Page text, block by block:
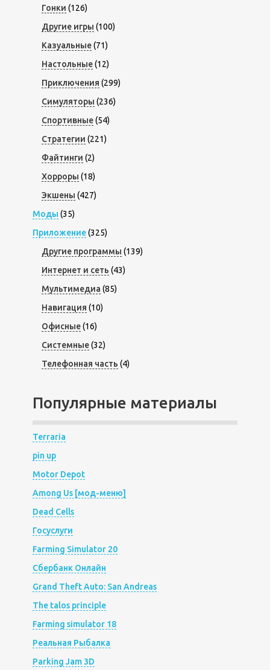
Гонки (126)
Другие игры (100)
Казуальные(71)
Настольные(12)
Приключения (299)
Симуляторы (236)
Спортивные(54)
Стратегии (221)
Файтинги (2)
Хорроры (18)
Экшены (427)
Моды (35)
Приложение(325)
Другие программы (139)
Интернет и сеть (43)
Мультимедиа (85)
Навигация (10)
Офисные(16)
Системные(32)
Телефонная часть (4)
Популярные материалы
Terraria
pin up
Motor Depot
Among Us [мод-меню]
Dead Cells
Госуслуги
Farming Simulator 20
Сбербанк Онлайн
Grand Theft Auto: San Andreas
The talos principle
Farming simulator 18
Реальная Рыбалка
Parking Jam 3D